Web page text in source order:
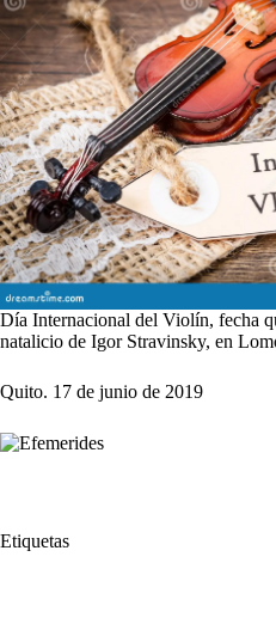
Día Internacional del Violín, fecha
natalicio de Igor Stravinsky, en
Quito. 17 de junio de 2019
Etiquetas